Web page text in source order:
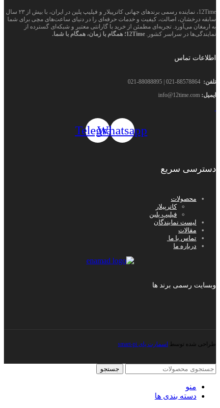
12Time، نماینده رسمی برندهای جهانی کاترپیلار و فیلیپ پلین در ایران، با بیش از ۲۳ سال
سابقه درخشان، اصالت، کیفیت و خدمات حرفه‌ای را در دنیای ساعت‌های مچی برای شما
به ارمغان می‌آورد. تجربه‌ای مطمئن از خرید با گارانتی معتبر و شبکه‌ای گسترده از
نمایندگی‌ها در سراسر کشور. 12Time؛ همگام با زمان، همگام با شما.
اطلاعات تماس
تلفن:
ایمیل: info@12time.com
Whatsapp
Telegram
دسترسی سریع
محصولات
کاترپیلار
فیلیپ پلین
لیست نمایندگان
مقالات
تماس با ما
درباره ما
وبسایت رسمی برند ها
طراحی شده توسط اسمارت پای smart-pi
جستجو
منو
دسته بندی ها